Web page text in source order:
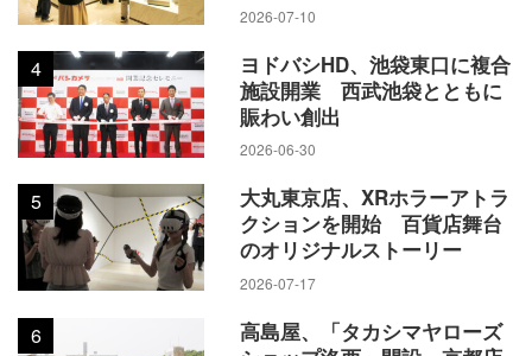
2026-07-10
4
ヨドバシHD、池袋東口に複合
施設開業 西武池袋とともに
賑わい創出
2026-06-30
5
大丸東京店、XRホラーアトラ
クションを開始 百貨店舞台
のオリジナルストーリー
2026-07-17
6
高島屋、「タカシマヤローズ